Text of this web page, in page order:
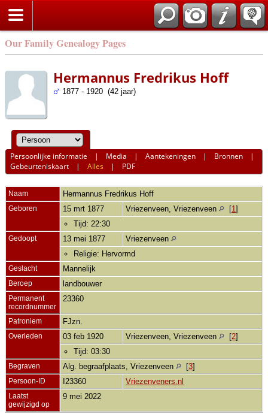
Our Family Genealogy Pages
Hermannus Fredrikus Hoff
1877 - 1920 (42 jaar)
Persoonlijke informatie | Media |Aantekeningen | Bronnen |
Gebeurteniskaart |Alles | PDF
Naam Hermannus Fredrikus Hoff
Geboren 15 mrt 1877 Vriezenveen, Vriezenveen [1 ]
Tijd: 22:30
Gedoopt 13 mei 1877
Vriezenveen
Religie: Hervormd
Geslacht Mannelijk
Beroep landbouwer
Permanent
recordnummer
23360
Patroniem FJzn.
Overleden 03 feb 1920 Vriezenveen, Vriezenveen [2]
Tijd: 03:30
Begraven Alg. begraafplaats, Vriezenveen [3]
Persoon-ID I23360 Vriezenveners.nl
Laatst
gewijzigd op
9 mei 2022